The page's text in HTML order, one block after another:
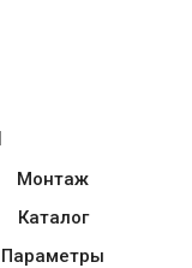
Монтаж
Каталог
Параметры